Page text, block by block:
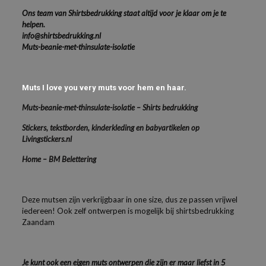
Ons team van Shirtsbedrukking staat altijd voor je klaar om je te
helpen.
info@shirtsbedrukking.nl
Muts-beanie-met-thinsulate-isolatie
Muts I love you very muts voor hem en haar.
Muts-beanie-met-thinsulate-isolatie – Shirts bedrukking
Stickers, tekstborden, kinderkleding en babyartikelen op
Livingstickers.nl
Home – BM Belettering
Deze mutsen zijn verkrijgbaar in one size, dus ze passen vrijwel
iedereen! Ook zelf ontwerpen is mogelijk bij shirtsbedrukking
Zaandam
Je kunt ook een eigen muts ontwerpen die zijn er maar liefst in 5